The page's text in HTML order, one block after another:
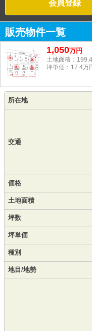
会員登録
販売物件一覧
1,050万円
土地面積：
坪単価：17.4万
所在地
交通
価格
土地面積
坪数
坪単価
種別
地目/地勢